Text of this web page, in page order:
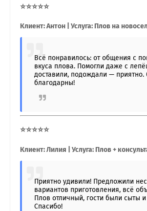
⭐⭐⭐⭐⭐
Клиент: Антон | Услуга: Плов на
Всё понравилось: от общения с
вкуса плова. Помогли даже с
доставили, подождали — приятно.
благодарны!
⭐⭐⭐⭐⭐
Клиент: Лилия | Услуга: Плов +
Приятно удивили! Предложили
вариантов приготовления, всё
Плов отличный, гости были сыты
Спасибо!